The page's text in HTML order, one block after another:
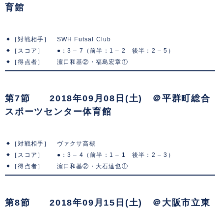
育館
［対戦相手］ SWH Futsal Club
［スコア］ ●：3 – 7（前半：1 – 2 後半：2 – 5）
［得点者］ 濵口和基②・福島宏章①
第7節 2018年09月08日(土) ＠平群町総合
スポーツセンター体育館
［対戦相手］ ヴァクサ高槻
［スコア］ ●：3 – 4（前半：1 – 1 後半：2 – 3）
［得点者］ 濵口和基②・大石達也①
第8節 2018年09月15日(土) ＠大阪市立東